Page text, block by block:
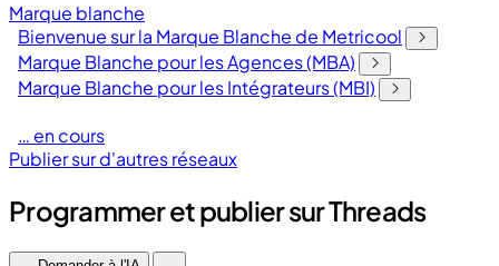
Marque blanche
Bienvenue sur la Marque Blanche de Metricool
Marque Blanche pour les Agences (MBA)
Marque Blanche pour les Intégrateurs (MBI)
… en cours
Publier sur d'autres réseaux
Programmer et publier sur Threads